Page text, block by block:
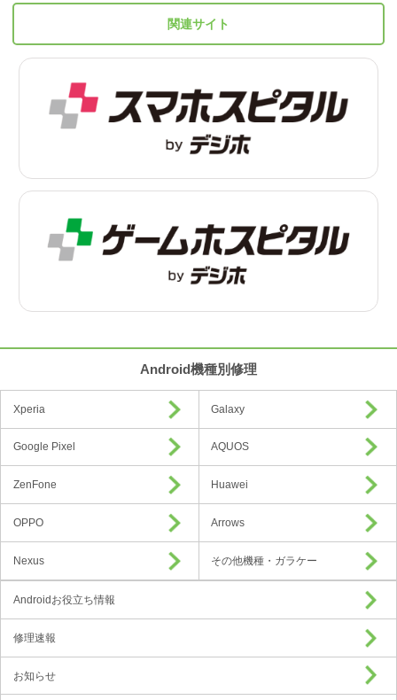
関連サイト
Android機種別修理
Xperia Galaxy
Google Pixel AQUOS
ZenFone Huawei
OPPO Arrows
Nexus その他機種・ガラケー
Androidお役立ち情報
修理速報
お知らせ